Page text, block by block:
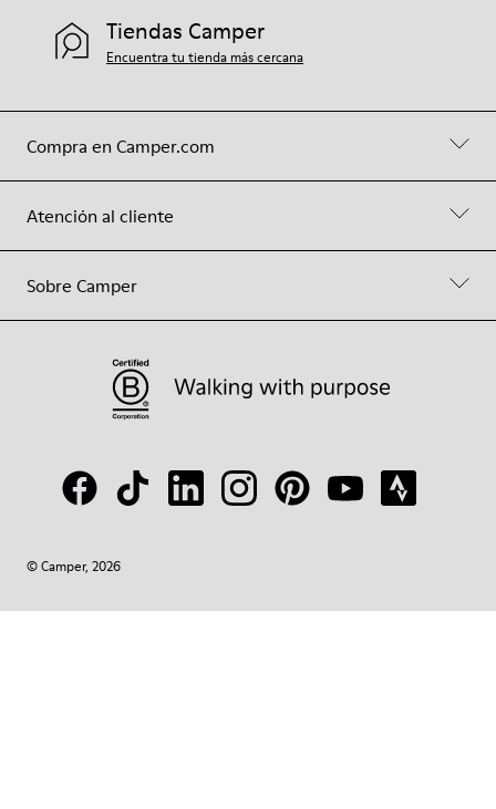
Compra en Camper.com
Atención al cliente
Sobre Camper
Tiendas Camper
Encuentra tu tienda más cercana
© Camper, 2026